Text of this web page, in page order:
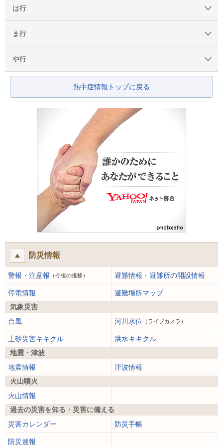
は行
ま行
や行
熱中症情報トップに戻る
防災情報
警報・注意報 （今後の推移） 避難情報・避難所の開設情報
停電情報
避難場所マップ
気象災害
台風
河川水位 （ライブカメラ）
土砂災害キキクル
洪水キキクル
地震・津波
地震情報
津波情報
火山噴火
火山情報
過去の災害を知る・災害に備える
災害カレンダー
防災手帳
防災速報